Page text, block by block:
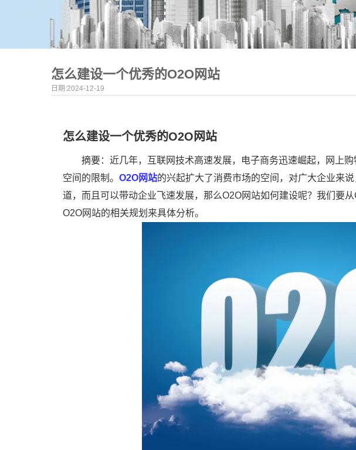
怎么建设一个优秀的O2O网站
日期:2024-12-19
怎么建设一个优秀的O2O网站
摘要：近几年，互联网技术高速发展，电子商务迅速崛起，网上
空间的限制。 O2O网站的兴起扩大了消费市场的空间，对广大企业来
道，而且可以带动企业飞速发展，那么O2O网站如何建设呢？我们要
O2O网站的相关规划来具体分析。